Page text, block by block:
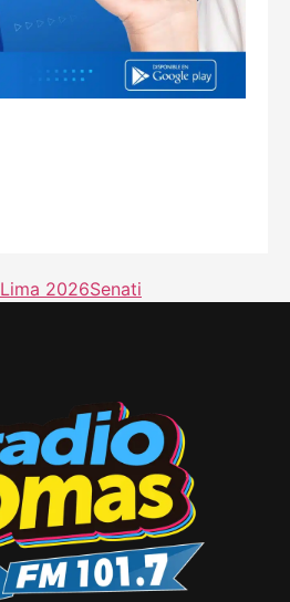
Lima 2026Senati